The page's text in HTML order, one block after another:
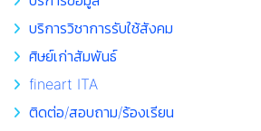
บริการวิชาการรับใช้สังคม
ศิษย์เก่าสัมพันธ์
fineart ITA
ติดต่อ/สอบถาม/ร้องเรียน